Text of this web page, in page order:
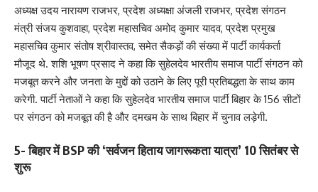
अध्यक्ष उदय नारायण राजभर, प्रदेश अध्यक्षा अंजली राजभर, प्रदेश संगठन
मंत्री संजय कुशवाहा, प्रदेश महासचिव अमोद कुमार यादव, प्रदेश प्रमुख
महासचिव कुमार संतोष श्रीवास्तव, समेत सैकड़ों की संख्या में पार्टी कार्यकर्ता
मौजूद थे. शशि भूषण प्रसाद ने कहा कि सुहेलदेव भारतीय समाज पार्टी संगठन को
मजबूत करने और जनता के मुद्दों को उठाने के लिए पूरी प्रतिबद्धता के साथ काम
करेगी. पार्टी नेताओं ने कहा कि सुहेलदेव भारतीय समाज पार्टी बिहार के 156 सीटों
पर संगठन को मजबूत की है और दमखम के साथ बिहार में चुनाव लड़ेगी.
5- बिहार में BSP की ‘सर्वजन हिताय जागरूकता यात्रा’ 10 सितंबर से
शुरू